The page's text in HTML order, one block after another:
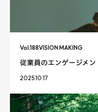
Vol.188VISION MAKING
従業員のエンゲージメ
2025.10.17